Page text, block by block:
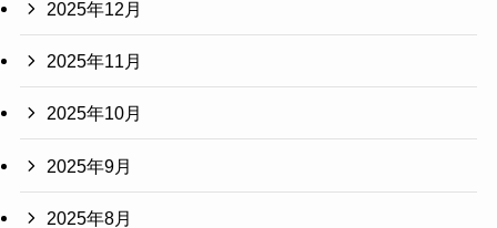
2025年12月
2025年11月
2025年10月
2025年9月
2025年8月